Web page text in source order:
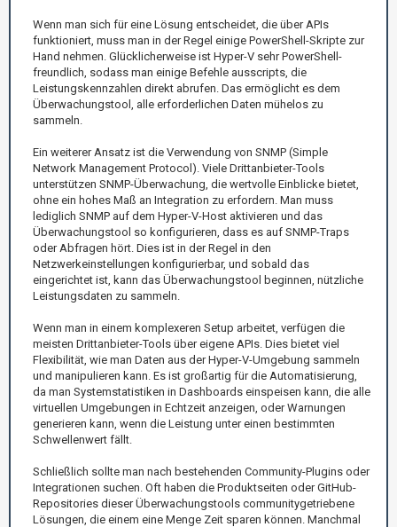
Wenn man sich für eine Lösung entscheidet, die über APIs
funktioniert, muss man in der Regel einige PowerShell-Skripte zur
Hand nehmen. Glücklicherweise ist Hyper-V sehr PowerShell-
freundlich, sodass man einige Befehle ausscripts, die
Leistungskennzahlen direkt abrufen. Das ermöglicht es dem
Überwachungstool, alle erforderlichen Daten mühelos zu
sammeln.
Ein weiterer Ansatz ist die Verwendung von SNMP (Simple
Network Management Protocol). Viele Drittanbieter-Tools
unterstützen SNMP-Überwachung, die wertvolle Einblicke bietet,
ohne ein hohes Maß an Integration zu erfordern. Man muss
lediglich SNMP auf dem Hyper-V-Host aktivieren und das
Überwachungstool so konfigurieren, dass es auf SNMP-Traps
oder Abfragen hört. Dies ist in der Regel in den
Netzwerkeinstellungen konfigurierbar, und sobald das
eingerichtet ist, kann das Überwachungstool beginnen, nützliche
Leistungsdaten zu sammeln.
Wenn man in einem komplexeren Setup arbeitet, verfügen die
meisten Drittanbieter-Tools über eigene APIs. Dies bietet viel
Flexibilität, wie man Daten aus der Hyper-V-Umgebung sammeln
und manipulieren kann. Es ist großartig für die Automatisierung,
da man Systemstatistiken in Dashboards einspeisen kann, die alle
virtuellen Umgebungen in Echtzeit anzeigen, oder Warnungen
generieren kann, wenn die Leistung unter einen bestimmten
Schwellenwert fällt.
Schließlich sollte man nach bestehenden Community-Plugins oder
Integrationen suchen. Oft haben die Produktseiten oder GitHub-
Repositories dieser Überwachungstools communitygetriebene
Lösungen, die einem eine Menge Zeit sparen können. Manchmal